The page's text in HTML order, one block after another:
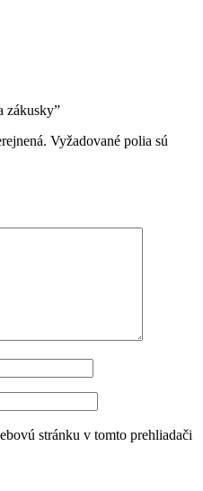
zákusky”
Vyžadované polia sú
stránku v tomto prehliadači